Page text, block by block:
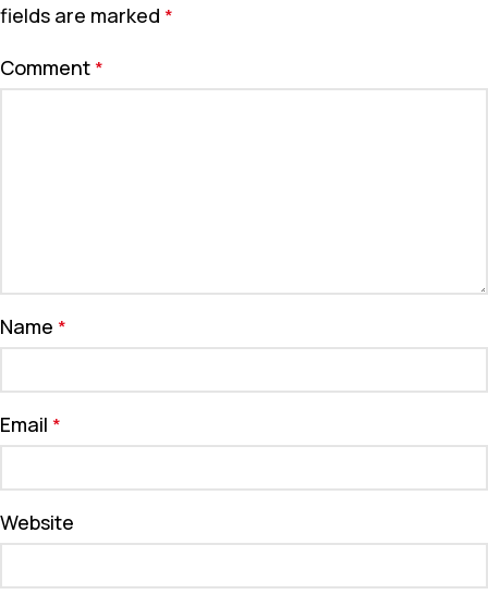
fields are marked *
Comment *
Name *
Email *
Website